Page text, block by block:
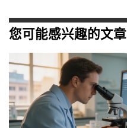
您可能感兴趣的文章